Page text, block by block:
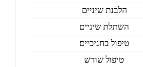
הלבנת שיניים
השתלת שיניים
טיפול בחניכיים
טיפול שורש